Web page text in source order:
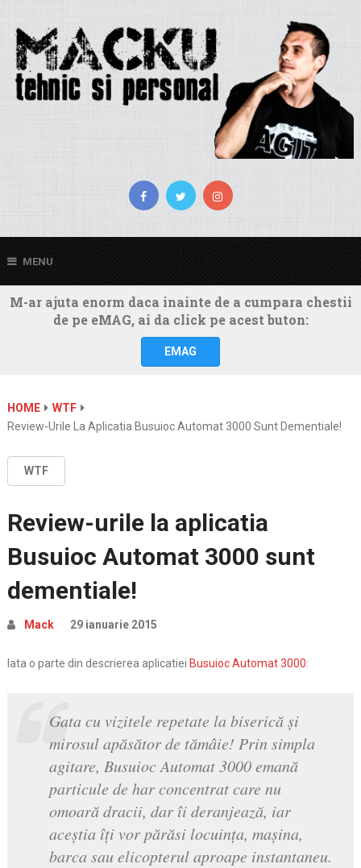
MENU
M-ar ajuta enorm daca inainte de a cumpara chestii
de pe eMAG, ai da click pe acest buton:
EMAG
HOME
WTF
Review-Urile La Aplicatia Busuioc Automat 3000 Sunt Dementiale!
WTF
Review-urile la aplicatia
Busuioc Automat 3000 sunt
dementiale!
Mack 29 ianuarie 2015
Iata o parte din descrierea aplicatiei Busuioc Automat 3000:
Gata cu vizitele repetate la biserică şi
mirosul apăsător de tămâie! Prin simpla
agitare, Busuioc Automat 3000 emană
particule de har concentrat care nu
omoară dracii, dar îi deranjează, iar
aceştia îţi vor părăsi locuinţa, maşina,
barca sau elicopterul aproape instantaneu.